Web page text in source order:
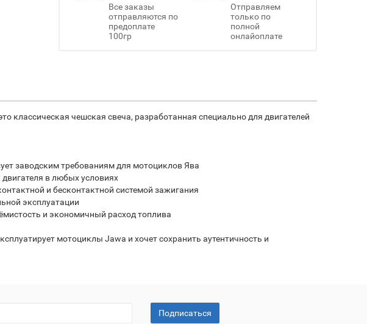
Все заказы
отправляются по
предоплате
100гр
Отправляем
только по
полной
онлайоплате
классическая чешская свеча, разработанная специально для двигателей
заводским требованиям для мотоциклов Ява
в любых условиях
и бесконтактной системой зажигания
эксплуатации
и экономичный расход топлива
мотоциклы Jawa и хочет сохранить аутентичность и
Подписаться